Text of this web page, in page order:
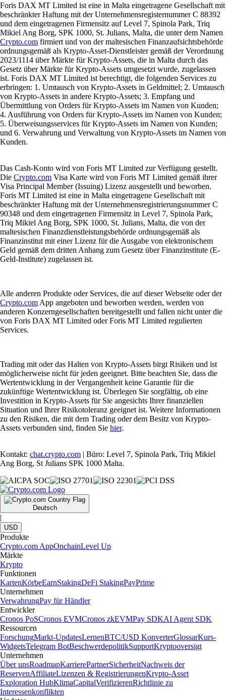
Foris DAX MT Limited ist eine in Malta eingetragene Gesellschaft mit
beschränkter Haftung mit der Unternehmensregisternummer C 88392
und dem eingetragenen Firmensitz auf Level 7, Spinola Park, Triq
Mikiel Ang Borg, SPK 1000, St. Julians, Malta, die unter dem Namen
Crypto.com firmiert und von der maltesischen Finanzaufsichtsbehörde
ordnungsgemäß als Krypto-Asset-Dienstleister gemäß der Verordnung
2023/1114 über Märkte für Krypto-Assets, die in Malta durch das
Gesetz über Märkte für Krypto-Assets umgesetzt wurde, zugelassen
ist. Foris DAX MT Limited ist berechtigt, die folgenden Services zu
erbringen: 1. Umtausch von Krypto-Assets in Geldmittel; 2. Umtausch
von Krypto-Assets in andere Krypto-Assets; 3. Empfang und
Übermittlung von Orders für Krypto-Assets im Namen von Kunden;
4. Ausführung von Orders für Krypto-Assets im Namen von Kunden;
5. Überweisungsservices für Krypto-Assets im Namen von Kunden;
und 6. Verwahrung und Verwaltung von Krypto-Assets im Namen von
Kunden.
Das Cash-Konto wird von Foris MT Limited zur Verfügung gestellt.
Die Crypto.com Visa Karte wird von Foris MT Limited gemäß ihrer
Visa Principal Member (Issuing) Lizenz ausgestellt und beworben.
Foris MT Limited ist eine in Malta eingetragene Gesellschaft mit
beschränkter Haftung mit der Unternehmensregistrierungsnummer C
90348 und dem eingetragenen Firmensitz in Level 7, Spinola Park,
Triq Mikiel Ang Borg, SPK 1000, St. Julians, Malta, die von der
maltesischen Finanzdienstleistungsbehörde ordnungsgemäß als
Finanzinstitut mit einer Lizenz für die Ausgabe von elektronischem
Geld gemäß dem dritten Anhang zum Gesetz über Finanzinstitute (E-
Geld-Institute) zugelassen ist.
Alle anderen Produkte oder Services, die auf dieser Webseite oder der
Crypto.com App angeboten und beworben werden, werden von
anderen Konzerngesellschaften bereitgestellt und fallen nicht unter die
von Foris DAX MT Limited oder Foris MT Limited regulierten
Services.
Trading mit oder das Halten von Krypto-Assets birgt Risiken und ist
möglicherweise nicht für jeden geeignet. Bitte beachten Sie, dass die
Wertentwicklung in der Vergangenheit keine Garantie für die
zukünftige Wertentwicklung ist. Überlegen Sie sorgfältig, ob eine
Investition in Krypto-Assets für Sie angesichts Ihrer finanziellen
Situation und Ihrer Risikotoleranz geeignet ist. Weitere Informationen
zu den Risiken, die mit dem Trading oder dem Besitz von Krypto-
Assets verbunden sind, finden Sie hier.
Kontakt: chat.crypto.com | Büro: Level 7, Spinola Park, Triq Mikiel
Ang Borg, St Julians SPK 1000 Malta.
Deutsch
|
USD
Produkte
Crypto.com AppOnchainLevel Up
Märkte
Krypto
Funktionen
KartenKörbeEarnStakingDeFi StakingPayPrime
Unternehmen
VerwahrungPay für Händler
Entwickler
Cronos PoSCronos EVMCronos zkEVMPay SDKAI Agent SDK
Ressourcen
ForschungMarkt-UpdatesLernenBTC/USD KonverterGlossarKurs-
WidgetsTelegram BotBeschwerdepolitikSupportKryptooversigt
Unternehmen
Über unsRoadmapKarrierePartnerSicherheitNachweis der
ReservenAffiliateLizenzen & RegistrierungenKrypto-Asset
Exploration HubKlimaCapitalVerifizierenRichtlinie zu
Interessenkonflikten